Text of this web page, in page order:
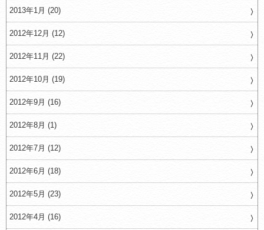
2013年1月 (20)
2012年12月 (12)
2012年11月 (22)
2012年10月 (19)
2012年9月 (16)
2012年8月 (1)
2012年7月 (12)
2012年6月 (18)
2012年5月 (23)
2012年4月 (16)